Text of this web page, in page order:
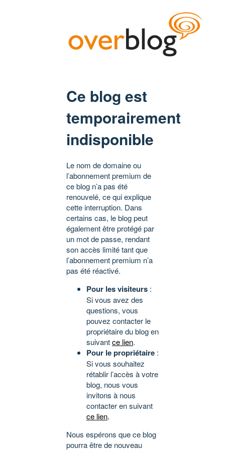
Ce blog est
temporairement
indisponible
Le nom de domaine ou
l’abonnement premium de
ce blog n’a pas été
renouvelé, ce qui explique
cette interruption. Dans
certains cas, le blog peut
également être protégé par
un mot de passe, rendant
son accès limité tant que
l’abonnement premium n’a
pas été réactivé.
Pour les visiteurs :
Si vous avez des
questions, vous
pouvez contacter le
propriétaire du blog en
suivantce lien.
Pour le propriétaire :
Si vous souhaitez
rétablir l’accès à votre
blog, nous vous
invitons à nous
contacter en suivant
ce lien.
Nous espérons que ce blog
pourra être de nouveau